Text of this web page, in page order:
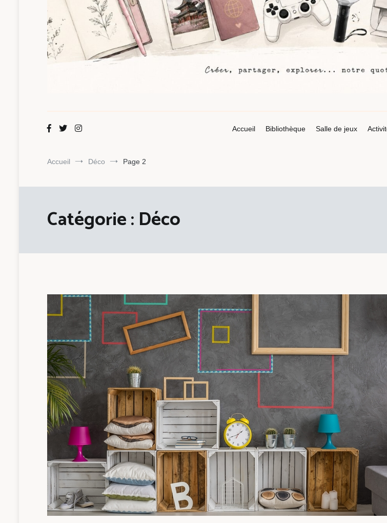
Maman Chou
Accueil
Bibliothèque Salle de jeux
Accueil Déco Page 2
Catégorie : Déco